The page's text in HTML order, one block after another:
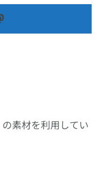
の素材を利用してい